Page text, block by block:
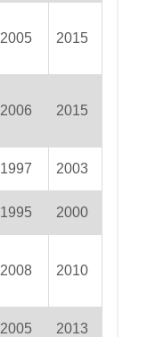
2005 2015
2006 2015
1997 2003
1995 2000
2008 2010
2005 2013